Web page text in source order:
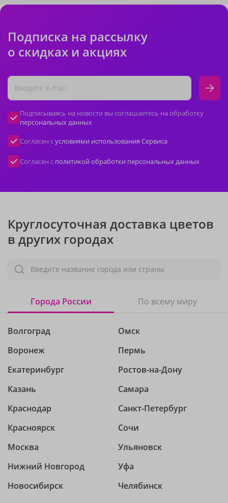
Подписка на рассылку
о скидках и акциях
Подписываясь на новости вы соглашаетесь на обработку
персональных данных
Согласен сусловиями использования Сервиса
Согласен с политикой обработки персональных данных
Круглосуточная доставка цветов
в других городах
Введите название города или страны
Города России По всему миру
Волгоград
Воронеж
Екатеринбург
Казань
Краснодар
Красноярск
Москва
Нижний Новгород
Новосибирск
Омск
Пермь
Ростов-на-Дону
Самара
Санкт-Петербург
Сочи
Ульяновск
Уфа
Челябинск